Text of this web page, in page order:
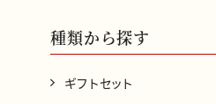
種類から探す
ギフトセット